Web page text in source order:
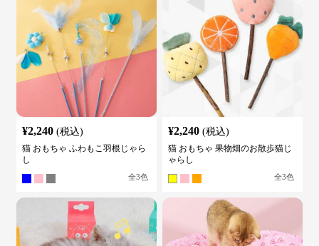
¥2,240 (税込)
猫 おもちゃ ふわもこ羽根じゃら
し
全3色
¥2,240 (税込)
猫 おもちゃ 果物畑のお散歩猫じ
ゃらし
全3色